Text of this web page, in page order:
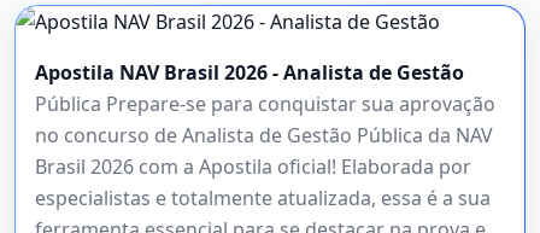
Apostila NAV Brasil 2026 - Analista de Gestão
Pública Prepare-se para conquistar sua aprovação
no concurso de Analista de Gestão Pública da NAV
Brasil 2026 com a Apostila oficial! Elaborada por
especialistas e totalmente atualizada, essa é a sua